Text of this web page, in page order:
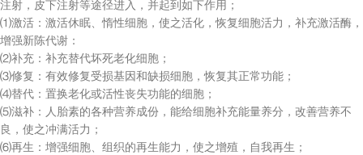
注射，皮下注射等途径进入，并起到如下作用；
⑴激活：激活休眠、惰性细胞，使之活化，恢复细胞活力，补充激活酶，
增强新陈代谢：
⑵补充：补充替代坏死老化细胞；
⑶修复：有效修复受损基因和缺损细胞，恢复其正常功能；
⑷替代：置换老化或活性丧失功能的细胞；
⑸滋补：人胎素的各种营养成份，能给细胞补充能量养分，改善营养不
良，使之冲满活力；
⑹再生：增强细胞、组织的再生能力，使之增殖，自我再生；